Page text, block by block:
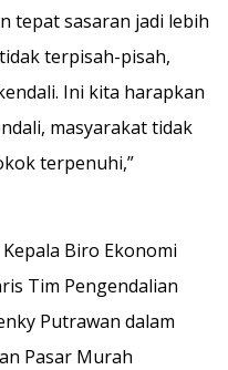
tepat sasaran jadi lebih
terpisah-pisah,
Ini kita harapkan
masyarakat tidak
terpenuhi,”
Biro Ekonomi
Tim Pengendalian
Putrawan dalam
Pasar Murah